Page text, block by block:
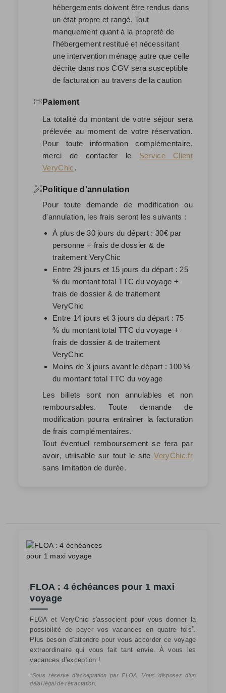
hébergements doivent être rendus dans
un état propre et rangé. Tout
manquement quant à la propreté de
l’hébergement restitué et nécessitant
une intervention ménage autre que celle
décrite dans nos CGV sera susceptible
de facturation au travers de la caution
Paiement
La totalité du montant de votre séjour sera
prélevée au moment de votre réservation.
Pour toute information complémentaire,
merci de contacter le Service Client
VeryChic.
Politique d'annulation
Pour toute demande de modification ou
d'annulation, les frais seront les suivants :
À plus de 30 jours du départ : 30€ par
personne + frais de dossier & de
traitement VeryChic
Entre 29 jours et 15 jours du départ : 25
% du montant total TTC du voyage +
frais de dossier & de traitement
VeryChic
Entre 14 jours et 3 jours du départ : 75
% du montant total TTC du voyage +
frais de dossier & de traitement
VeryChic
Moins de 3 jours avant le départ : 100 %
du montant total TTC du voyage
Les billets sont non annulables et non
remboursables. Toute demande de
modification pourra entraîner la facturation
de frais complémentaires.
Tout éventuel remboursement se fera par
avoir, utilisable sur tout le siteVeryChic.fr
sans limitation de durée.
FLOA : 4 échéances pour 1 maxi
voyage
FLOA et VeryChic s'associent pour vous donner la
possibilité de payer vos vacances en quatre fois*.
Plus besoin d'attendre pour vous accorder ce voyage
extraordinaire qui vous fait tant envie. À vous les
vacances d'exception !
*Sous réserve d’acceptation par FLOA. Vous disposez d’un
délai légal de rétractation.